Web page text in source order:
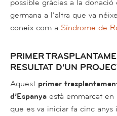
possible gràcies a la donació
germana a l’altra que va
coneix com a Síndrome de
PRIMER
RESULTAT D’UN
Aquest primer
d’Espanya està emmarcat en
que es va iniciar fa cinc